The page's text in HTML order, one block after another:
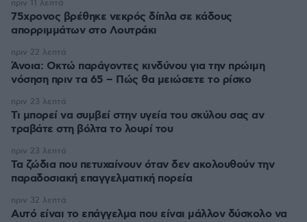
75χρονος βρέθηκε νεκρός δίπλα σε κάδους
απορριμμάτων στο Λουτράκι
πριν 11 λεπτά
Άνοια: Οκτώ παράγοντες κινδύνου για την πρώιμη
νόσηση πριν τα 65 – Πώς θα μειώσετε το ρίσκο
πριν 22 λεπτά
Τι μπορεί να συμβεί στην υγεία του σκύλου σας αν
τραβάτε στη βόλτα το λουρί του
πριν 23 λεπτά
Τα ζώδια που πετυχαίνουν όταν δεν ακολουθούν την
παραδοσιακή επαγγελματική πορεία
πριν 23 λεπτά
Αυτό είναι το επάγγελμα που είναι μάλλον δύσκολο να
πριν 32 λεπτά